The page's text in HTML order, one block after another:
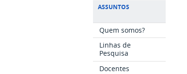
ASSUNTOS
Quem somos?
Linhas de
Pesquisa
Docentes